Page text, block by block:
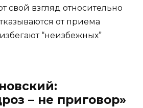
свой взгляд относительно
от приема
“неизбежных”
– не приговор»